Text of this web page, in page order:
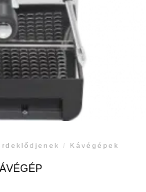
/
Kávégépek